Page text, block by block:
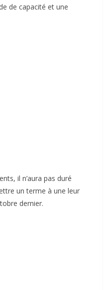
de capacité et une
il n’aura pas duré
un terme à une leur
dernier.
TAURINES 2026
feria des
émotions